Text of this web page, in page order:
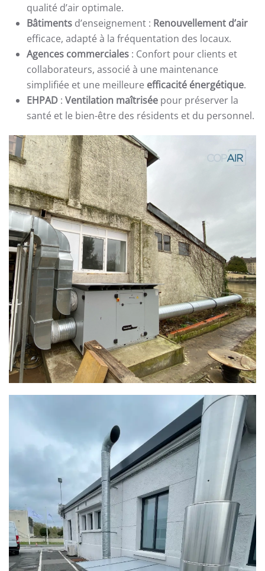
qualité d’air optimale.
Bâtiments d’enseignement : Renouvellement d’air
efficace, adapté à la fréquentation des locaux.
Agences commerciales : Confort pour clients et
collaborateurs, associé à une maintenance
simplifiée et une meilleure efficacité énergétique.
EHPAD : Ventilation maîtrisée pour préserver la
santé et le bien-être des résidents et du personnel.